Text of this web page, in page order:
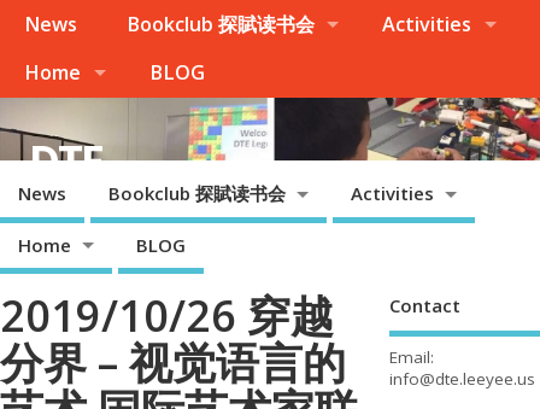
News Bookclub 探賦读书会
Activities
Home
BLOG
DTE
Palo Alto, Cupertino, Evergreen San Jose, Milpitas, Fremont/Newark
News Bookclub 探賦读书会 Activities
Home BLOG
2019/10/26 穿越
分界 – 视觉语言的
Contact
Email:
info@dte.leeyee.us